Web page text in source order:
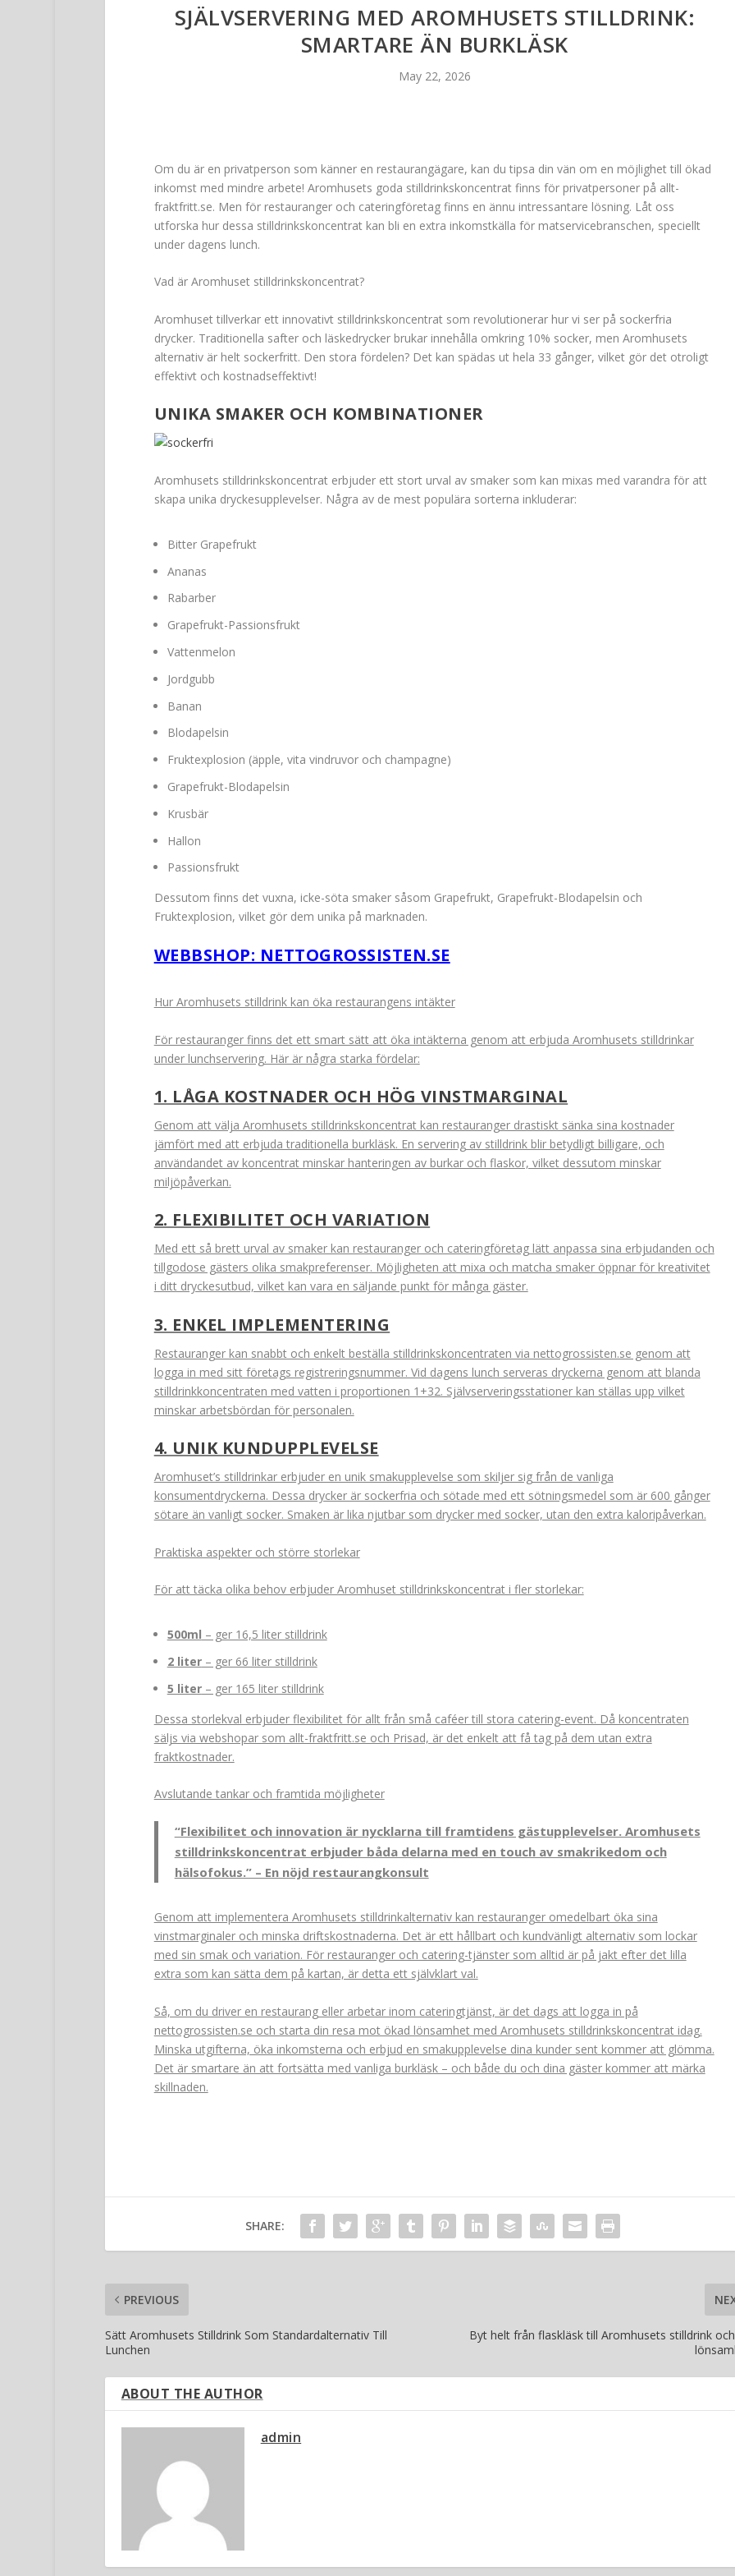
SJÄLVSERVERING MED AROMHUSETS STILLDRINK:
SMARTARE ÄN BURKLÄSK
May 22, 2026
Om du är en privatperson som känner en restaurangägare, kan du tipsa din vän om en möjlighet till ökad
inkomst med mindre arbete! Aromhusets goda stilldrinkskoncentrat finns för privatpersoner på allt-
fraktfritt.se. Men för restauranger och cateringföretag finns en ännu intressantare lösning. Låt oss
utforska hur dessa stilldrinkskoncentrat kan bli en extra inkomstkälla för matservicebranschen, speciellt
under dagens lunch.
Vad är Aromhuset stilldrinkskoncentrat?
Aromhuset tillverkar ett innovativt stilldrinkskoncentrat som revolutionerar hur vi ser på sockerfria
drycker. Traditionella safter och läskedrycker brukar innehålla omkring 10% socker, men Aromhusets
alternativ är helt sockerfritt. Den stora fördelen? Det kan spädas ut hela 33 gånger, vilket gör det otroligt
effektivt och kostnadseffektivt!
UNIKA SMAKER OCH KOMBINATIONER
Aromhusets stilldrinkskoncentrat erbjuder ett stort urval av smaker som kan mixas med varandra för att
skapa unika dryckesupplevelser. Några av de mest populära sorterna inkluderar:
Bitter Grapefrukt
Ananas
Rabarber
Grapefrukt-Passionsfrukt
Vattenmelon
Jordgubb
Banan
Blodapelsin
Fruktexplosion (äpple, vita vindruvor och champagne)
Grapefrukt-Blodapelsin
Krusbär
Hallon
Passionsfrukt
Dessutom finns det vuxna, icke-söta smaker såsom Grapefrukt, Grapefrukt-Blodapelsin och
Fruktexplosion, vilket gör dem unika på marknaden.
WEBBSHOP: NETTOGROSSISTEN.SE
Hur Aromhusets stilldrink kan öka restaurangens intäkter
För restauranger finns det ett smart sätt att öka intäkterna genom att erbjuda Aromhusets stilldrinkar
under lunchservering. Här är några starka fördelar:
1. LÅGA KOSTNADER OCH HÖG VINSTMARGINAL
Genom att välja Aromhusets stilldrinkskoncentrat kan restauranger drastiskt sänka sina kostnader
jämfört med att erbjuda traditionella burkläsk. En servering av stilldrink blir betydligt billigare, och
användandet av koncentrat minskar hanteringen av burkar och flaskor, vilket dessutom minskar
miljöpåverkan.
2. FLEXIBILITET OCH VARIATION
Med ett så brett urval av smaker kan restauranger och cateringföretag lätt anpassa sina erbjudanden och
tillgodose gästers olika smakpreferenser. Möjligheten att mixa och matcha smaker öppnar för kreativitet
i ditt dryckesutbud, vilket kan vara en säljande punkt för många gäster.
3. ENKEL IMPLEMENTERING
Restauranger kan snabbt och enkelt beställa stilldrinkskoncentraten via nettogrossisten.se genom att
logga in med sitt företags registreringsnummer. Vid dagens lunch serveras dryckerna genom att blanda
stilldrinkkoncentraten med vatten i proportionen 1+32. Självserveringsstationer kan ställas upp vilket
minskar arbetsbördan för personalen.
4. UNIK KUNDUPPLEVELSE
Aromhuset’s stilldrinkar erbjuder en unik smakupplevelse som skiljer sig från de vanliga
konsumentdryckerna. Dessa drycker är sockerfria och sötade med ett sötningsmedel som är 600 gånger
sötare än vanligt socker. Smaken är lika njutbar som drycker med socker, utan den extra kaloripåverkan.
Praktiska aspekter och större storlekar
För att täcka olika behov erbjuder Aromhuset stilldrinkskoncentrat i fler storlekar:
500ml – ger 16,5 liter stilldrink
2 liter– ger 66 liter stilldrink
5 liter– ger 165 liter stilldrink
Dessa storlekval erbjuder flexibilitet för allt från små caféer till stora catering-event. Då koncentraten
säljs via webshopar som allt-fraktfritt.se och Prisad, är det enkelt att få tag på dem utan extra
fraktkostnader.
Avslutande tankar och framtida möjligheter
“Flexibilitet och innovation är nycklarna till framtidens gästupplevelser. Aromhusets
stilldrinkskoncentrat erbjuder båda delarna med en touch av smakrikedom och
hälsofokus.” – En nöjd restaurangkonsult
Genom att implementera Aromhusets stilldrinkalternativ kan restauranger omedelbart öka sina
vinstmarginaler och minska driftskostnaderna. Det är ett hållbart och kundvänligt alternativ som lockar
med sin smak och variation. För restauranger och catering-tjänster som alltid är på jakt efter det lilla
extra som kan sätta dem på kartan, är detta ett självklart val.
Så, om du driver en restaurang eller arbetar inom cateringtjänst, är det dags att logga in på
nettogrossisten.se och starta din resa mot ökad lönsamhet med Aromhusets stilldrinkskoncentrat idag.
Minska utgifterna, öka inkomsterna och erbjud en smakupplevelse dina kunder sent kommer att glömma.
Det är smartare än att fortsätta med vanliga burkläsk – och både du och dina gäster kommer att märka
skillnaden.
SHARE:
PREVIOUS
Sätt Aromhusets Stilldrink Som Standardalternativ Till
Lunchen
Byt helt från flaskläsk till Aromhusets stilldrink
ABOUT THE AUTHOR
admin